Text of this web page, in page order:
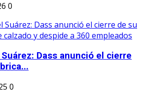
0
Dass anunció el cierre
0